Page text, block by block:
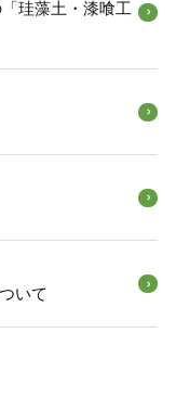
珪藻土・漆喰工
いて